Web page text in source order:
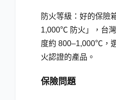
防火等級：好的保險
1,000℃ 防火」，台
度約 800–1,000℃，
火認證的產品。
保險問題